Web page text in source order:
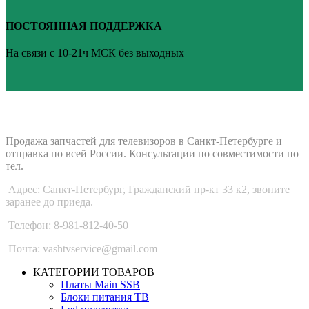
ПОСТОЯННАЯ ПОДДЕРЖКА
На связи с 10-21ч МСК без выходных
Продажа запчастей для телевизоров в Санкт-Петербурге и
отправка по всей России. Консультации по совместимости по
тел.
Адрес: Санкт-Петербург, Гражданский пр-кт 33 к2, звоните
заранее до приеда.
Телефон: 8-981-812-40-50
Почта: vashtvservice@gmail.com
КАТЕГОРИИ ТОВАРОВ
Платы Main SSB
Блоки питания ТВ